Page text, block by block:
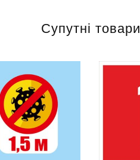
Супутні товари